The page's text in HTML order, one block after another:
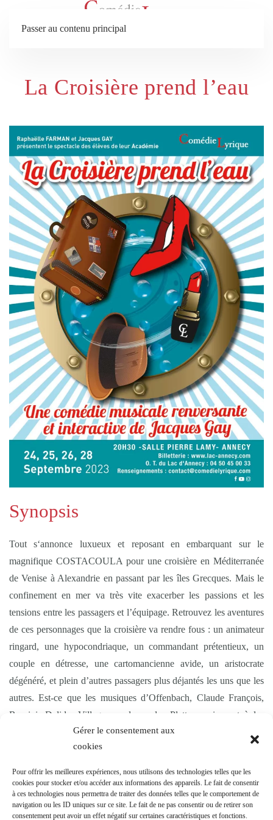
Gérer le consentement aux
cookies
Pour offrir les meilleures expériences, nous utilisons des technologies telles que les
cookies pour stocker et/ou accéder aux informations des appareils. Le fait de consentir
à ces technologies nous permettra de traiter des données telles que le comportement de
navigation ou les ID uniques sur ce site. Le fait de ne pas consentir ou de retirer son
consentement peut avoir un effet négatif sur certaines caractéristiques et fonctions.
Passer au contenu principal
La Croisière prend l’eau
Synopsis
Tout s‘annonce luxueux et reposant en embarquant sur le
magnifique COSTACOULA pour une croisière en Méditerranée
de Venise à Alexandrie en passant par les îles Grecques. Mais le
confinement en mer va très vite exacerber les passions et les
tensions entre les passagers et l’équipage. Retrouvez les aventures
de ces personnages que la croisière va rendre fous : un animateur
ringard, une hypocondriaque, un commandant prétentieux, un
couple en détresse, une cartomancienne avide, un aristocrate
dégénéré, et plein d’autres passagers plus déjantés les uns que les
autres. Est-ce que les musiques d’Offenbach, Claude François,
Rossini, Dalida, Village people ou les Platters arriveront à les
calmer ? Pas certain…….
Pour voir nos spectacles dans votre ville,contactez-nous